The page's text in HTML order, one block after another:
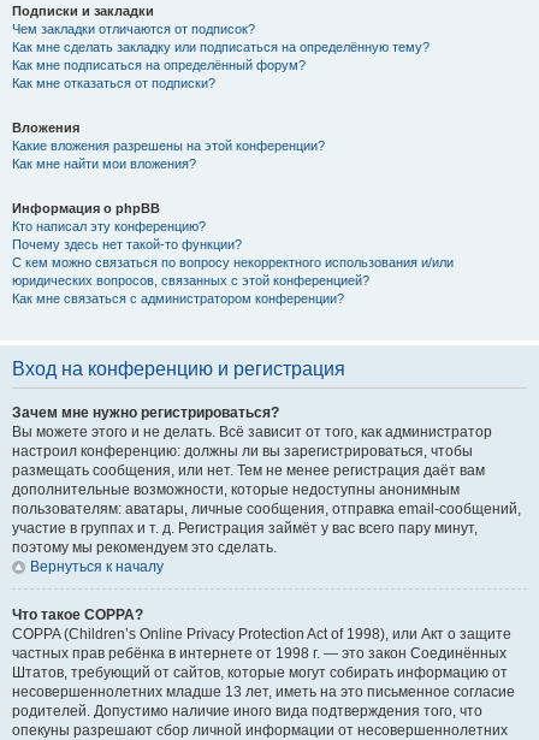
Подписки и закладки
Чем закладки отличаются от подписок?
Как мне сделать закладку или подписаться на определённую тему?
Как мне подписаться на определённый форум?
Как мне отказаться от подписки?
Вложения
Какие вложения разрешены на этой конференции?
Как мне найти мои вложения?
Информация о phpBB
Кто написал эту конференцию?
Почему здесь нет такой-то функции?
С кем можно связаться по вопросу некорректного использования и/или
юридических вопросов, связанных с этой конференцией?
Как мне связаться с администратором конференции?
Вход на конференцию и регистрация
Зачем мне нужно регистрироваться?
Вы можете этого и не делать. Всё зависит от того, как администратор
настроил конференцию: должны ли вы зарегистрироваться, чтобы
размещать сообщения, или нет. Тем не менее регистрация даёт вам
дополнительные возможности, которые недоступны анонимным
пользователям: аватары, личные сообщения, отправка email-сообщений,
участие в группах и т. д. Регистрация займёт у вас всего пару минут,
поэтому мы рекомендуем это сделать.
Вернуться к началу
Что такое COPPA?
COPPA (Children’s Online Privacy Protection Act of 1998), или Акт о защите
частных прав ребёнка в интернете от 1998 г. — это закон Соединённых
Штатов, требующий от сайтов, которые могут собирать информацию от
несовершеннолетних младше 13 лет, иметь на это письменное согласие
родителей. Допустимо наличие иного вида подтверждения того, что
опекуны разрешают сбор личной информации от несовершеннолетних